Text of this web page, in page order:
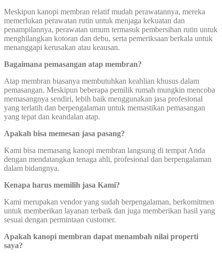
Meskipun kanopi membran relatif mudah perawatannya, mereka
memerlukan perawatan rutin untuk menjaga kekuatan dan
penampilannya, perawatan umum termasuk pembersihan rutin untuk
menghilangkan kotoran dan debu, serta pemeriksaan berkala untuk
menanggapi kerusakan atau keausan.
Bagaimana pemasangan atap membran?
Atap membran biasanya membutuhkan keahlian khusus dalam
pemasangan. Meskipun beberapa pemilik rumah mungkin mencoba
memasangnya sendiri, lebih baik menggunakan jasa profesional
yang terlatih dan berpengalaman untuk memastikan pemasangan
yang tepat dan keandalan atap.
Apakah bisa memesan jasa pasang?
Kami bisa memasang kanopi membran langsung di tempat Anda
dengan mendatangkan tenaga ahli, profesional dan berpengalaman
dalam bidangnya.
Kenapa harus memilih jasa Kami?
Kami merupakan vendor yang sudah berpengalaman, berkomitmen
untuk memberikan layanan terbaik dan juga memberikan hasil yang
sesuai dengan permintaan customer.
Apakah kanopi membran dapat menambah nilai properti
saya?